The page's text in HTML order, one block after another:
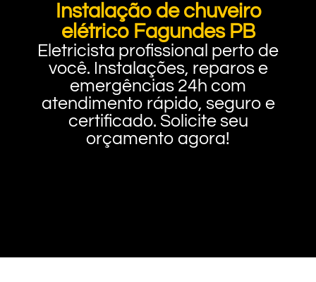
Instalação de chuveiro
elétrico Fagundes PB
Eletricista profissional perto de
você. Instalações, reparos e
emergências 24h com
atendimento rápido, seguro e
certificado. Solicite seu
orçamento agora!